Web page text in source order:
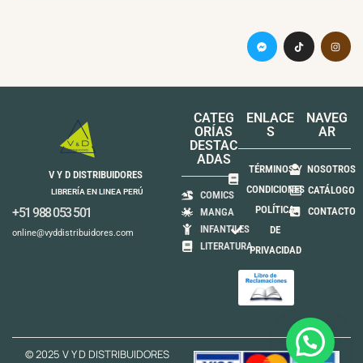
V Y D DISTRIBUIDORES
LIBRERÍA EN LINEA PERÚ
+51 988 053 501
online@vyddistribuidores.com
CATEG
ORÍAS
DESTAC
ADAS
COMICS
MANGA
INFANTILES
LITERATURA
ENLACE
S
TÉRMINOS Y
CONDICIONES
POLÍTICA
DE
PRIVACIDAD
NAVEG
AR
NOSOTROS
CATÁLOGO
CONTACTO
© 2025 V Y D DISTRIBUIDORES